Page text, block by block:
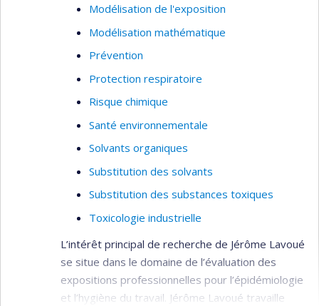
Modélisation de l'exposition
Modélisation mathématique
Prévention
Protection respiratoire
Risque chimique
Santé environnementale
Solvants organiques
Substitution des solvants
Substitution des substances toxiques
Toxicologie industrielle
L’intérêt principal de recherche de Jérôme Lavoué
se situe dans le domaine de l’évaluation des
expositions professionnelles pour l’épidémiologie
et l’hygiène du travail. Jérôme Lavoué travaille